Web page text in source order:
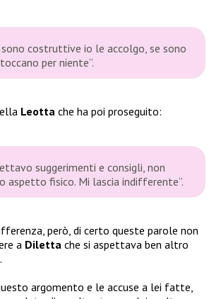
sono costruttive io le accolgo, se sono
per niente”.
Leotta che ha poi proseguito:
suggerimenti e consigli, non
aspetto fisico. Mi lascia indifferente”.
però, di certo queste parole non
a Diletta che si aspettava ben altro
argomento e le accuse a lei fatte,